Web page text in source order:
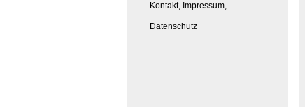
Kontakt, Impressum,
Datenschutz